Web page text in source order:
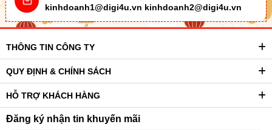
kinhdoanh1@digi4u.vn kinhdoanh2@digi4u.vn
THÔNG TIN CÔNG TY
QUY ĐỊNH & CHÍNH SÁCH
HỖ TRỢ KHÁCH HÀNG
Đăng ký nhận tin khuyến mãi